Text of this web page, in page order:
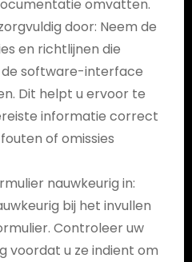
omvatten.
door: Neem de
en richtlijnen die
software-interface
Dit helpt u ervoor te
informatie correct
of omissies
nauwkeurig in:
bij het invullen
Controleer uw
voordat u ze indient om